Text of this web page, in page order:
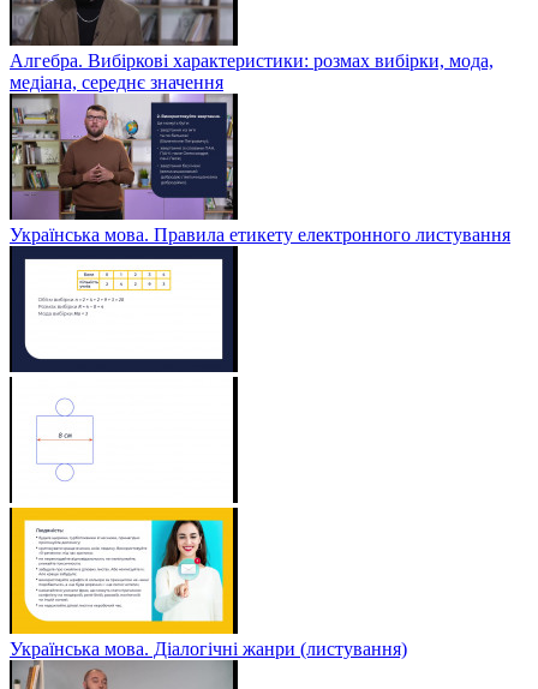
Алгебра. Вибіркові характеристики: розмах вибірки, мода,
медіана, середнє значення
Українська мова. Правила етикету електронного листування
Українська мова. Діалогічні жанри (листування)